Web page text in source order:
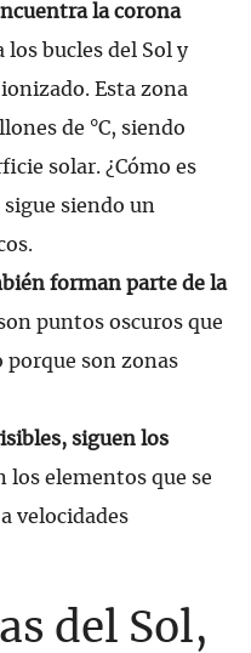
la corona
los bucles del Sol y
Esta zona
de °C, siendo
solar. ¿Cómo es
siendo un
forman parte de la
puntos oscuros que
porque son zonas
siguen los
los elementos que se
velocidades
del Sol,